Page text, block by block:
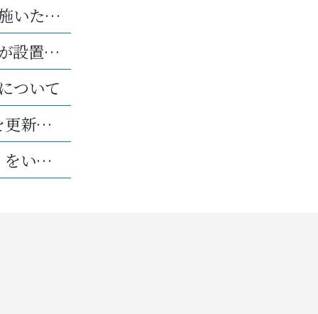
第3回「マネーセミナー」を実施いたしました。
千葉白井第2工場にもエアコンが設置されました。
ついて
「エコアクション21」の認証を更新いたしました。
光栄プロテックは「10億宣言」をいたします。